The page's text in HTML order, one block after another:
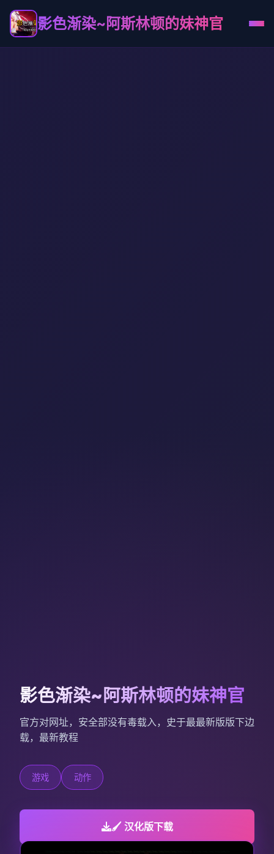
影色渐染~阿斯林顿的妹神官
影色渐染~阿斯林顿的妹神官
官方对网址，安全部没有毒载入，史于最最新版版下边
载，最新教程
游戏 动作
🖌️ 汉化版下载